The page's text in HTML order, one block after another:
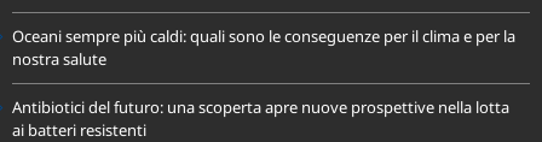
Oceani sempre più caldi: quali sono le conseguenze per il clima e per la
nostra salute
Antibiotici del futuro: una scoperta apre nuove prospettive nella lotta
ai batteri resistenti